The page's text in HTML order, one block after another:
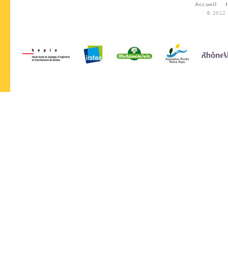
Accueil
© 2012